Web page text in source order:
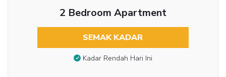
2 Bedroom Apartment
SEMAK KADAR
Kadar Rendah Hari Ini